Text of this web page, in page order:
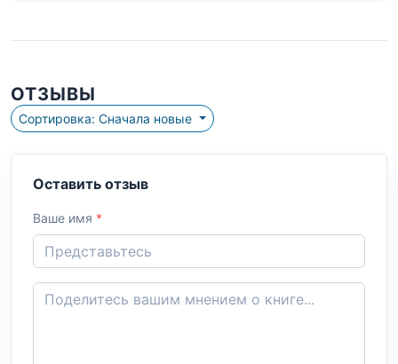
ОТЗЫВЫ
Сортировка: Сначала новые
Оставить отзыв
Ваше имя *